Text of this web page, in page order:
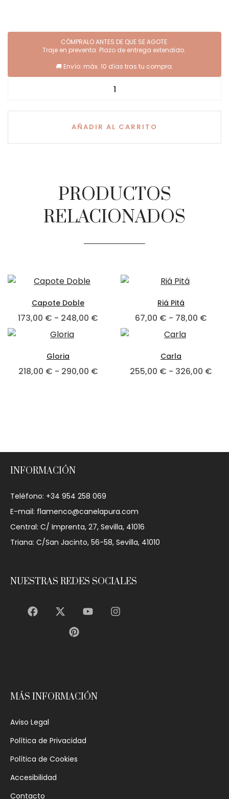
AÑADIR AL CARRITO
PRODUCTOS
RELACIONADOS
Capote Doble
173,00 € - 248,00 €
Riá Pitá
67,00 € - 78,00 €
Gloria
218,00 € - 290,00 €
Carla
255,00 € - 326,00 €
INFORMACIÓN
Teléfono: +34 954 258 069
E-mail: flamenco@canelapura.com
Central: C/ Imprenta, 27, Sevilla, 41016
Triana: C/San Jacinto, 56-58, Sevilla, 41010
NUESTRAS REDES SOCIALES
MÁS INFORMACIÓN
Aviso Legal
Política de Privacidad
Política de Cookies
Accesibilidad
Contacto